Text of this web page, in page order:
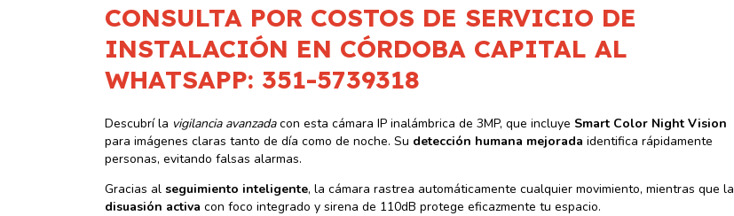
CONSULTA POR COSTOS DE SERVICIO DE
INSTALACIÓN EN CÓRDOBA CAPITAL AL
WHATSAPP: 351-5739318
Descubrí la vigilancia avanzadacon esta cámara IP inalámbrica de 3MP, que incluye Smart Color Night Vision
para imágenes claras tanto de día como de noche. Su detección humana mejorada identifica rápidamente
personas, evitando falsas alarmas.
Gracias al seguimiento inteligente, la cámara rastrea automáticamente cualquier movimiento, mientras que la
disuasión activa con foco integrado y sirena de 110dB protege eficazmente tu espacio.